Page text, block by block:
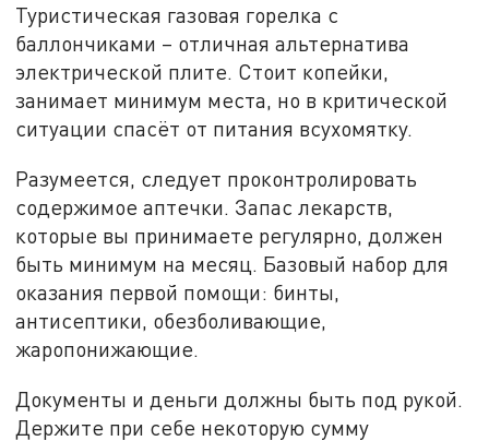
Туристическая газовая горелка с
баллончиками – отличная альтернатива
электрической плите. Стоит копейки,
занимает минимум места, но в критической
ситуации спасёт от питания всухомятку.
Разумеется, следует проконтролировать
содержимое аптечки. Запас лекарств,
которые вы принимаете регулярно, должен
быть минимум на месяц. Базовый набор для
оказания первой помощи: бинты,
антисептики, обезболивающие,
жаропонижающие.
Документы и деньги должны быть под рукой.
Держите при себе некоторую сумму